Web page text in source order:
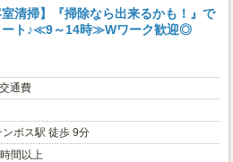
室清掃】『掃除なら出来るかも！』で
ート♪≪9～14時≫Wワーク歓迎◎
通費
ボス駅 徒歩 9分
間以上